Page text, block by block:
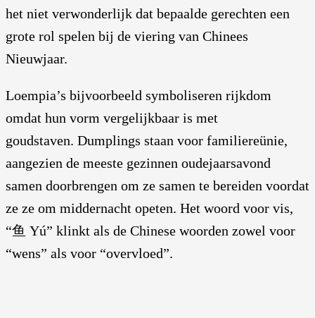
het niet verwonderlijk dat bepaalde gerechten een
grote rol spelen bij de viering van Chinees
Nieuwjaar.
Loempia’s bijvoorbeeld symboliseren rijkdom
omdat hun vorm vergelijkbaar is met
goudstaven. Dumplings staan voor familiereünie,
aangezien de meeste gezinnen oudejaarsavond
samen doorbrengen om ze samen te bereiden voordat
ze ze om middernacht opeten. Het woord voor vis,
“鱼 Yú” klinkt als de Chinese woorden zowel voor
“wens” als voor “overvloed”.